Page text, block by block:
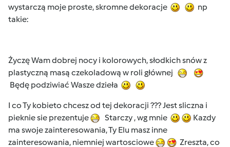
wystarczą moje proste, skromne dekoracje
np
takie:
Życzę Wam dobrej nocy i kolorowych, słodkich snów z
plastyczną masą czekoladową w roli głównej
Będę podziwiać Wasze dzieła
I co Ty kobieto chcesz od tej dekoracji ??? Jest sliczna i
pieknie sie prezentuje
Starczy , wg mnie
Kazdy
ma swoje zainteresowania, Ty Elu masz inne
zainteresowania, niemniej wartosciowe
Zreszta, co